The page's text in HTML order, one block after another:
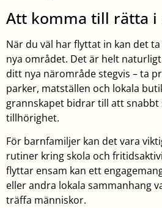
Att komma till rätta i
När du väl har flyttat in kan det
nya området. Det är helt
ditt nya närområde stegvis – ta
parker, matställen och lokala
grannskapet bidrar till att snabbt
tillhörighet.
För barnfamiljer kan det vara
rutiner kring skola och
flyttar ensam kan ett
eller andra lokala sammanhang
träffa människor.